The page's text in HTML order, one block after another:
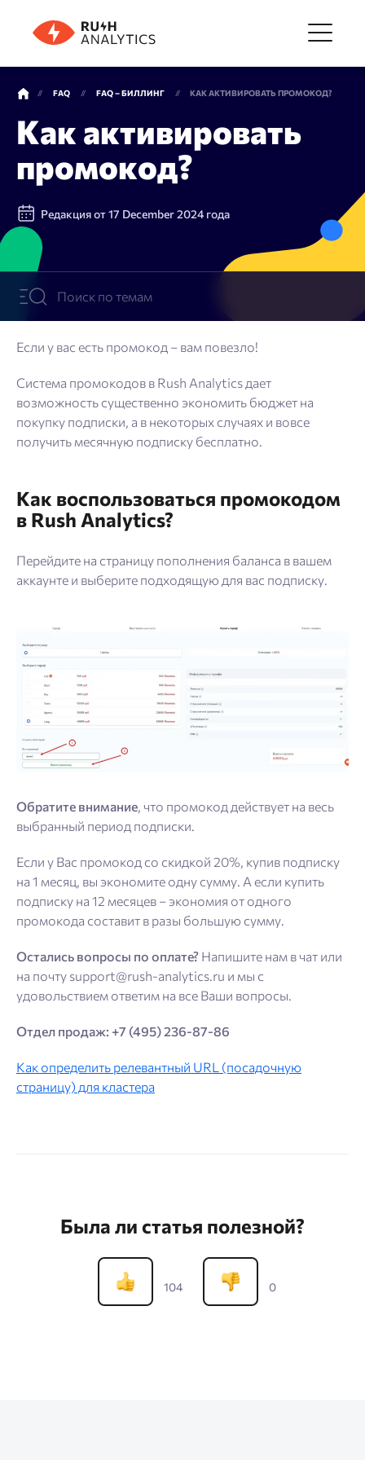
Меню
Инструменты
Цены
О компании
SEO продвижение
FAQ FAQ – БИЛЛИНГ КАК АКТИВИРОВАТЬ ПРОМОКОД?
Как активировать
промокод?
Редакция от 17 December 2024 года
Если у вас есть промокод – вам повезло!
Система промокодов в Rush Analytics дает
возможность существенно экономить бюджет на
покупку подписки, а в некоторых случаях и вовсе
получить месячную подписку бесплатно.
Как воспользоваться промокодом
в Rush Analytics?
Перейдите на страницу пополнения баланса в вашем
аккаунте и выберите подходящую для вас подписку.
Обратите внимание, что промокод действует на весь
выбранный период подписки.
Если у Вас промокод со скидкой 20%, купив подписку
на 1 месяц, вы экономите одну сумму. А если купить
подписку на 12 месяцев – экономия от одного
промокода составит в разы большую сумму.
Остались вопросы по оплате? Напишите нам в чат или
на почту support@rush-analytics.ru и мы с
удовольствием ответим на все Ваши вопросы.
Отдел продаж: +7 (495) 236-87-86
Как определить релевантный URL (посадочную
страницу) для кластера
Была ли статья полезной?
104 0